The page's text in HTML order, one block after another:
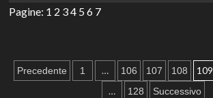
posto.
più
che
cambia:
Pagine: 1 2 34 5 6 7
Paginazione
Precedente 1 … 106 107 108 109
… 128 Successivo